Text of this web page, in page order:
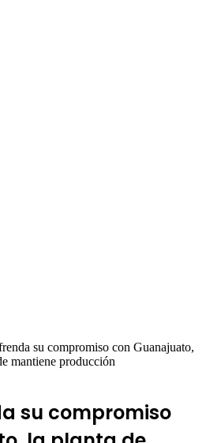
su compromiso con Guanajuato,
mantiene producción
su compromiso